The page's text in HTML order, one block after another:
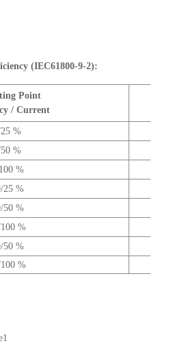
(IEC61800-9-2):
Point
/ Current
%
%
%
25 %
50 %
%
50 %
%